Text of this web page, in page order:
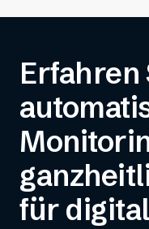
Erfahren
für